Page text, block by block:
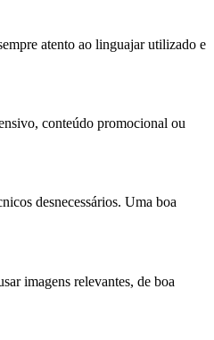
atento ao linguajar utilizado e
conteúdo promocional ou
desnecessários. Uma boa
imagens relevantes, de boa